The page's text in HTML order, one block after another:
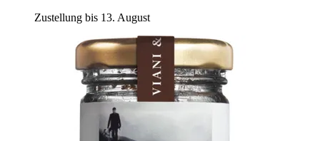
Zustellung bis 13. August